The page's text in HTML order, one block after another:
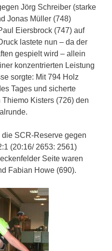
Jörg Schreiber (starke
Jonas Müller (748)
Eiersbrock (747) auf
lastete nun – da der
gespielt wird – allein
konzentrierten Leistung
sorgte: Mit 794 Holz
Tages und sicherte
Kisters (726) den
die SCR-Reserve gegen
(20:16/ 2653: 2561)
Seite waren
Fabian Howe (690).